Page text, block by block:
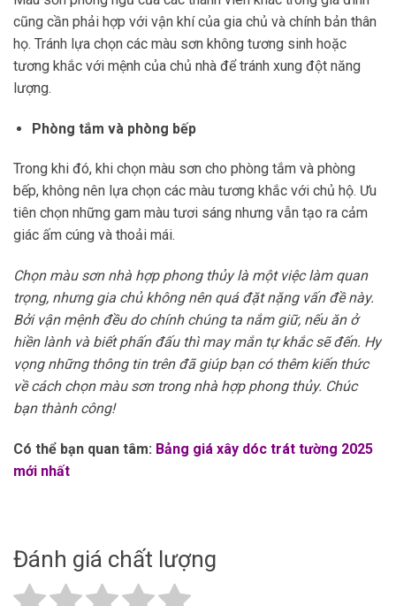
cũng cần phải hợp với vận khí của gia chủ và chính bản thân
họ. Tránh lựa chọn các màu sơn không tương sinh hoặc
tương khắc với mệnh của chủ nhà để tránh xung đột năng
lượng.
Phòng tắm và phòng bếp
Trong khi đó, khi chọn màu sơn cho phòng tắm và phòng
bếp, không nên lựa chọn các màu tương khắc với chủ hộ. Ưu
tiên chọn những gam màu tươi sáng nhưng vẫn tạo ra cảm
giác ấm cúng và thoải mái.
Chọn màu sơn nhà hợp phong thủy là một việc làm quan
trọng, nhưng gia chủ không nên quá đặt nặng vấn đề này.
Bởi vận mệnh đều do chính chúng ta nắm giữ, nếu ăn ở
hiền lành và biết phấn đấu thì may mắn tự khắc sẽ đến. Hy
vọng những thông tin trên đã giúp bạn có thêm kiến thức
về cách chọn màu sơn trong nhà hợp phong thủy. Chúc
bạn thành công!
Có thể bạn quan tâm: Bảng giá xây dóc trát tường 2025
mới nhất
Đánh giá chất lượng